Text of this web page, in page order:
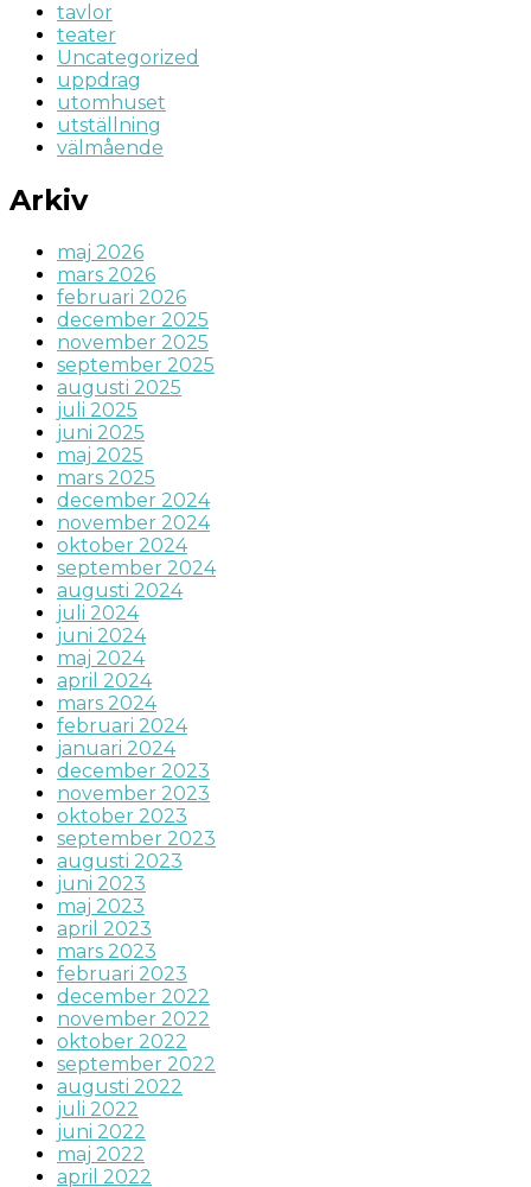
tavlor
teater
Uncategorized
uppdrag
utomhuset
utställning
välmående
Arkiv
maj 2026
mars 2026
februari 2026
december 2025
november 2025
september 2025
augusti 2025
juli 2025
juni 2025
maj 2025
mars 2025
december 2024
november 2024
oktober 2024
september 2024
augusti 2024
juli 2024
juni 2024
maj 2024
april 2024
mars 2024
februari 2024
januari 2024
december 2023
november 2023
oktober 2023
september 2023
augusti 2023
juni 2023
maj 2023
april 2023
mars 2023
februari 2023
december 2022
november 2022
oktober 2022
september 2022
augusti 2022
juli 2022
juni 2022
maj 2022
april 2022